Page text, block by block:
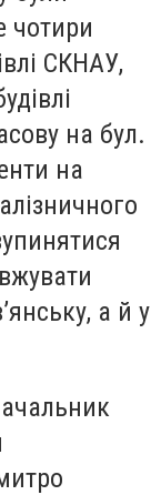
чотири
СКНАУ,
на бул.
на
а й у